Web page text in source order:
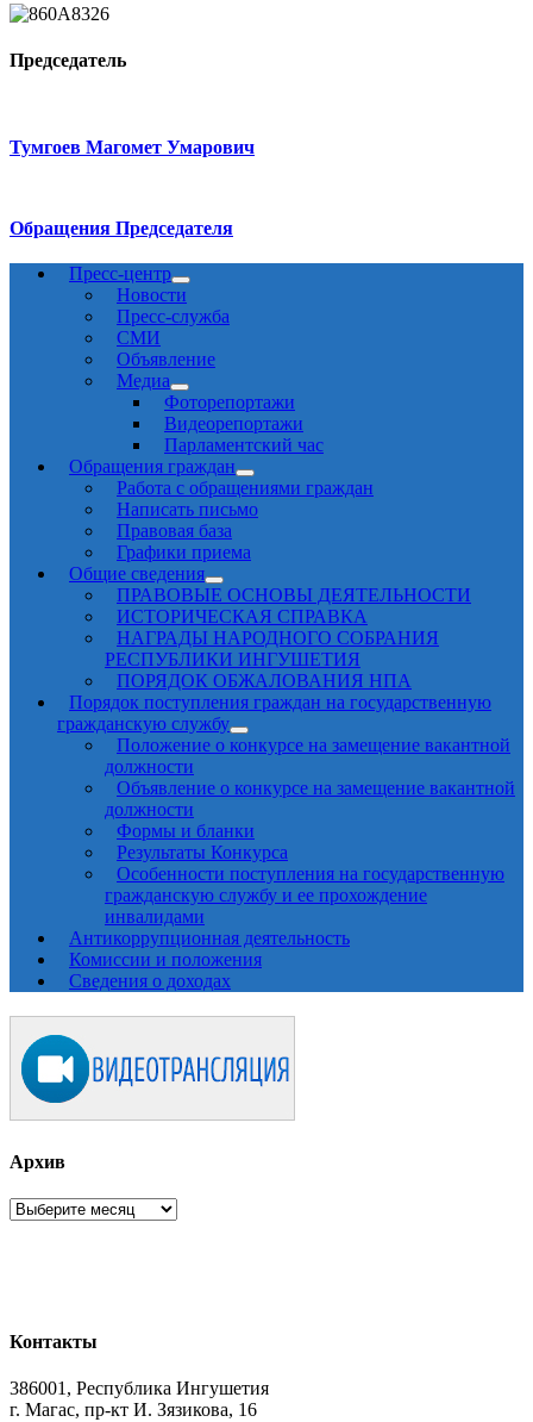
Председатель
Тумгоев Магомет Умарович
Обращения Председателя
Пресс-центр
Новости
Пресс-служба
СМИ
Объявление
Медиа
Фоторепортажи
Видеорепортажи
Парламентский час
Обращения граждан
Работа с обращениями граждан
Написать письмо
Правовая база
Графики приема
Общие сведения
ПРАВОВЫЕ ОСНОВЫ ДЕЯТЕЛЬНОСТИ
ИСТОРИЧЕСКАЯ СПРАВКА
НАГРАДЫ НАРОДНОГО СОБРАНИЯ
РЕСПУБЛИКИ ИНГУШЕТИЯ
ПОРЯДОК ОБЖАЛОВАНИЯ НПА
Порядок поступления граждан на государственную
гражданскую службу
Положение о конкурсе на замещение вакантной
должности
Объявление о конкурсе на замещение вакантной
должности
Формы и бланки
Результаты Конкурса
Особенности поступления на государственную
гражданскую службу и ее прохождение
инвалидами
Антикоррупционная деятельность
Комиссии и положения
Сведения о доходах
Архив
Архив
Контакты
386001, Республика Ингушетия
г. Магас, пр-кт И. Зязикова, 16